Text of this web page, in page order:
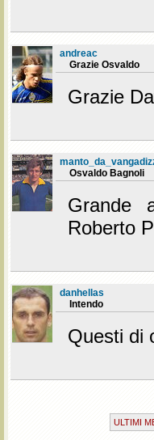
andreac
Grazie Osvaldo
Grazie
Osvaldo Bagnoli
Grande
Roberto
danhellas
Intendo
Questi di
ULTIMI